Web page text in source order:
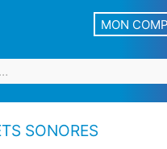
MON
SONORES